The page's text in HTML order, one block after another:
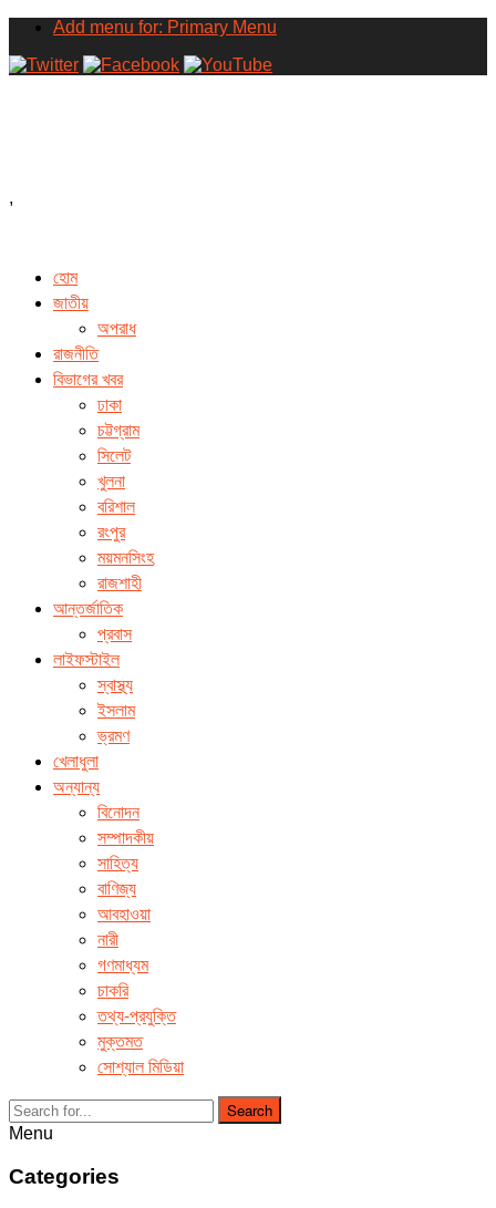
Add menu for: Primary Menu
,
হোম
জাতীয়
অপরাধ
রাজনীতি
বিভাগের খবর
ঢাকা
চট্টগ্রাম
সিলেট
খুলনা
বরিশাল
রংপুর
ময়মনসিংহ
রাজশাহী
আন্তর্জাতিক
প্রবাস
লাইফস্টাইল
স্বাস্থ্য
ইসলাম
ভ্রমণ
খেলাধুলা
অন্যান্য
বিনোদন
সম্পাদকীয়
সাহিত্য
বাণিজ্য
আবহাওয়া
নারী
গণমাধ্যম
চাকরি
তথ্য-প্রযুক্তি
মুক্তমত
সোশ্যাল মিডিয়া
Search
Menu
Categories